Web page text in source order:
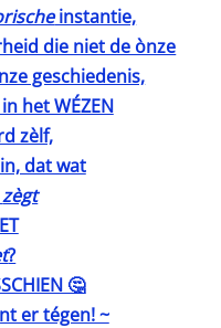
instantie,
die niet de ònze
geschiedenis,
het WÉZEN
zèlf,
dat wat
zègt
?
🤔
er tégen! ~